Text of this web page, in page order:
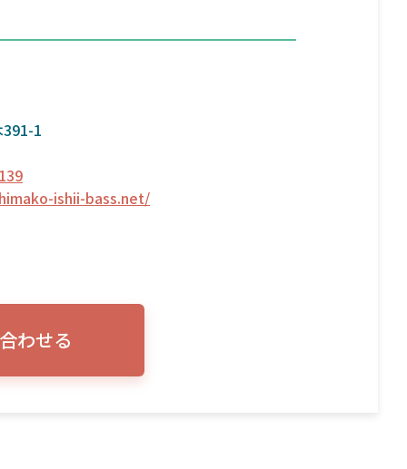
1
ishii-bass.net/
わせる